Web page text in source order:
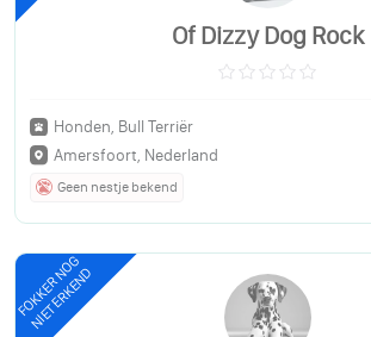
Of Dizzy Dog Rock
Honden, Bull Terriër
Amersfoort, Nederland
Geen nestje bekend
FOKKER NOG
NIET ERKEND